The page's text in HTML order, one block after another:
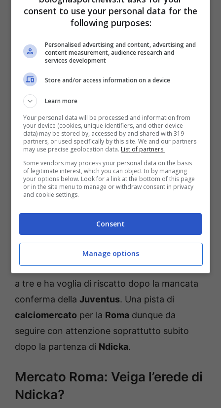
Veiga. Il portoghese non rientra più nei piani
calciomercatoimportante per i giallorossi. Il
tesorettodestinato ad arrivare dalla cessione
diNdickapotrebbe essere decisivo in questa
trattativa visto che il Blues puntano a cedere
aggira intorno ai 20-30 milioni. Per il
momento non c’è una trattativa concreta fra
le parti anche perché l’ivoriano deve essere
ancora ceduto. Ma una volta sbloccata
l’operazione in uscita, Veiga potrebbe
diventare un obiettivo dei capitolini.
Veiga, finito nel mirino di diverse big,
potrebbe essere il calciatore giusto per
Gasperini. È abituato a giocare in una difesa
a tre e ha voglia di riscatto dopo la mancata
conferma della Juventus. Una pista di
calciomercato per la Roma dunque da
seguire con attenzione soprattutto subito
dopo la partenza di Ndicka.
Mercato Roma: Veiga l’erede di
Ndicka?
consent to use your personal data for the
following purposes:
Personalised advertising and content, advertising and
content measurement, audience research and
services development
Store and/or access information on a device
Learn more
Your personal data will be processed and information from
your device (cookies, unique identifiers, and other device
data) may be stored by, accessed by and shared with 319
partners, or used specifically by this site. We and our partners
may use precise geolocation data. List of partners.
Some vendors may process your personal data on the basis
of legitimate interest, which you can object to by managing
your options below. Look for a link at the bottom of this page
or in the site menu to manage or withdraw consent in privacy
and cookie settings.
Consent
Manage options